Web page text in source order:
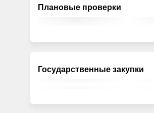
Плановые проверки
Государственные закупки